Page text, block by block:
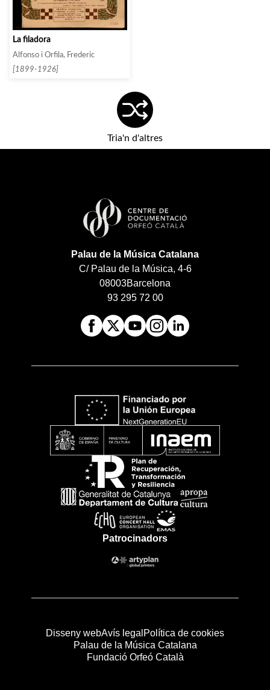
La filadora
Alfonso i Orfila, Frederic
[1899-1926]
Tria'n d'altres
Palau de la Música Catalana
C/ Palau de la Música, 4-6
08003Barcelona
93 295 72 00
Patrocinadors
Disseny webAvís legal Política de cookies
Palau de la Música Catalana
Fundació Orfeó Català